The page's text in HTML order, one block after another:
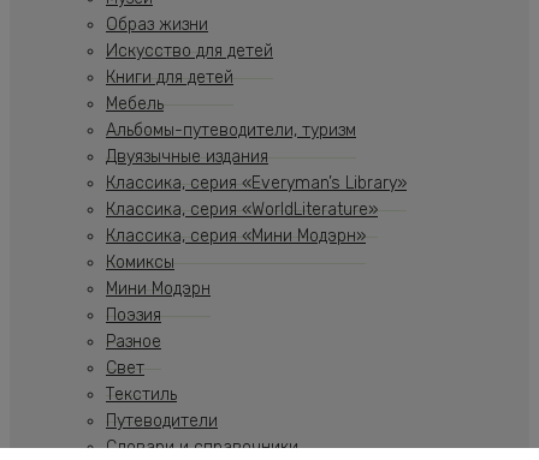
Образ жизни
Искусство для детей
Книги для детей
Мебель
Альбомы-путеводители, туризм
Двуязычные издания
Классика, серия «Everyman’s Library»
Классика, серия «WorldLiterature»
Классика, серия «Мини Модэрн»
Комиксы
Мини Модэрн
Поэзия
Разное
Свет
Текстиль
Путеводители
Словари и справочники